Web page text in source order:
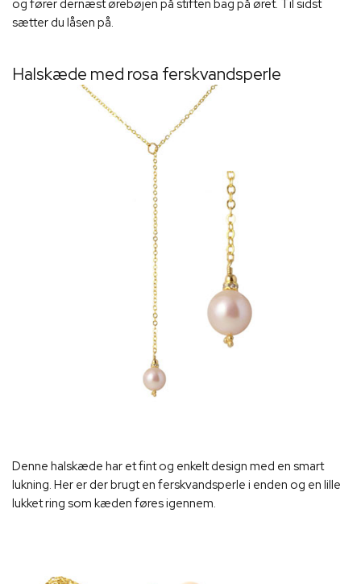
og fører dernæst ørebøjen på stiften bag på øret. Til sidst
sætter du låsen på.
Halskæde med rosa ferskvandsperle
Denne halskæde har et fint og enkelt design med en smart
lukning. Her er der brugt en ferskvandsperle i enden og en lille
lukket ring som kæden føres igennem.